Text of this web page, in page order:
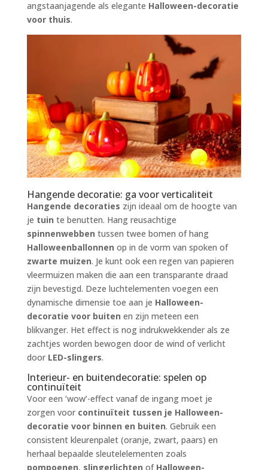
angstaanjagende als elegante Halloween-decoratie
voor thuis.
Hangende decoratie: ga voor verticaliteit
Hangende decoraties zijn ideaal om de hoogte van
je tuin te benutten. Hang reusachtige
spinnenwebben tussen twee bomen of hang
Halloweenballonnen op in de vorm van spoken of
zwarte muizen. Je kunt ook een regen van papieren
vleermuizen maken die aan een transparante draad
zijn bevestigd. Deze luchtelementen voegen een
dynamische dimensie toe aan je Halloween-
decoratie voor buiten en zijn meteen een
blikvanger. Het effect is nog indrukwekkender als ze
zachtjes worden bewogen door de wind of verlicht
door LED-slingers.
Interieur- en buitendecoratie: spelen op
continuïteit
Voor een ‘wow’-effect vanaf de ingang moet je
zorgen voor continuïteit tussen je Halloween-
decoratie voor binnen en buiten. Gebruik een
consistent kleurenpalet (oranje, zwart, paars) en
herhaal bepaalde sleutelelementen zoals
pompoenen, slingerlichten of Halloween-